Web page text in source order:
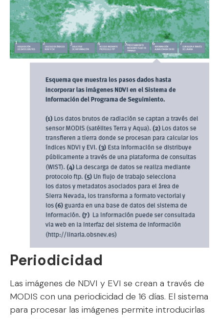
Periodicidad
Las imágenes de NDVI y EVI se crean a través de
MODIS con una periodicidad de 16 días. El sistema
para procesar las imágenes permite introducirlas